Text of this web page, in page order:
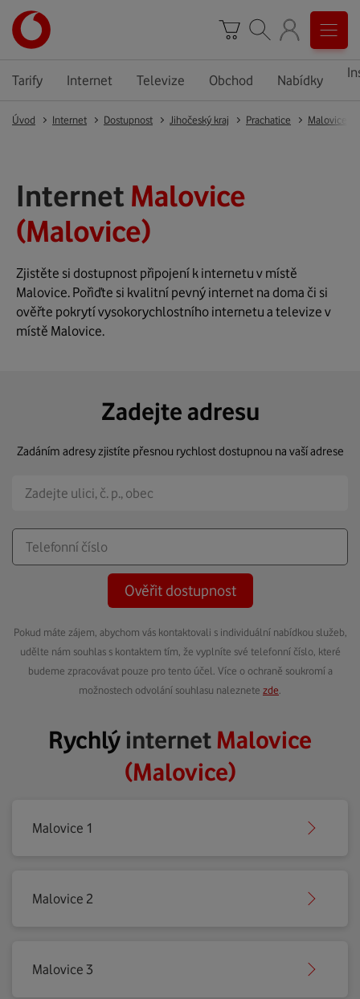
Tarify Internet Televize Obchod Nabídky
Úvod Internet Dostupnost Jihočeský kraj Prachatice Malovice
Internet Malovice
(Malovice)
Zjistěte si dostupnost připojení k internetu v místě
Malovice. Pořiďte si kvalitní pevný internet na doma či si
ověřte pokrytí vysokorychlostního internetu a televize v
místě Malovice.
Zadejte adresu
Zadáním adresy zjistíte přesnou rychlost dostupnou na vaší adrese
Ověřit dostupnost
Pokud máte zájem, abychom vás kontaktovali s individuální nabídkou služeb,
udělte nám souhlas s kontaktem tím, že vyplníte své telefonní číslo, které
budeme zpracovávat pouze pro tento účel. Více o ochraně soukromí a
možnostech odvolání souhlasu naleznete zde
Rychlýinternet Malovice
(Malovice)
Malovice 1
Malovice 2
Malovice 3